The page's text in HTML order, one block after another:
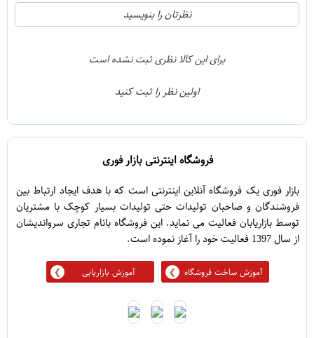
21
1
نظرتان را بنویسید
برای این کالا نظری ثبت نشده است
اولین نظر را ثبت کنید
فروشگاه اینترنتی بازار فوری
بازار فوری یک فروشگاه آنلاین اینترنتی است که با هدف ایجاد ارتباط بین
فروشندگان و صاحبان تولیدات حتی تولیدات بسیار کوچک با مشتریان
توسط بازاریابان فعالیت می نماید. این فروشگاه بانام تجاری سرواندیشان
از سال 1397 فعالیت خود را آغاز نموده است.
آموزش ساخت فروشگاه آموزش بازاریابی